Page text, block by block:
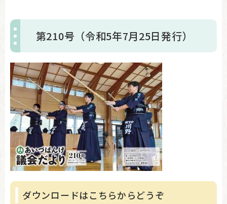
第210号（令和5年7月25日発行）
ダウンロードはこちらからどうぞ